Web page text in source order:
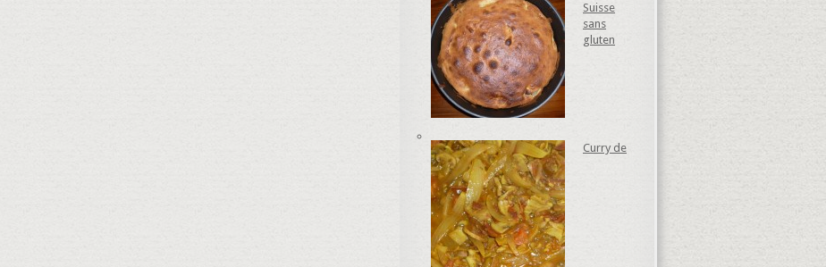
Suisse
sans
gluten
Curry de